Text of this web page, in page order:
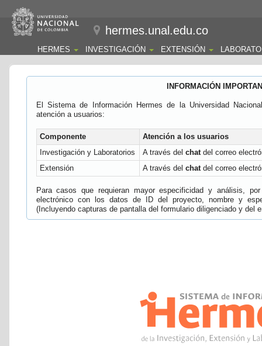
hermes.unal.edu.co
HERMES INVESTIGACIÓN EXTENSIÓN
INFORMACIÓN
El Sistema de Información Hermes de la Universidad
atención a usuarios:
Componente
Atención a los usuarios
Investigación y Laboratorios
A través del chatdel correo
Extensión
A través del chatdel correo
Para casos que requieran mayor especificidad y análisis,
electrónico con los datos de ID del proyecto, nombre y
(Incluyendo capturas de pantalla del formulario diligenciado y del